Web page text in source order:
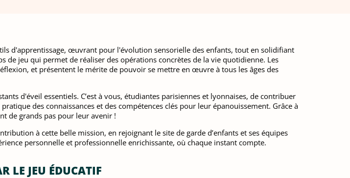
d'apprentissage, œuvrant pour l'évolution sensorielle des enfants, tout en solidifiant
jeu qui permet de réaliser des opérations concrètes de la vie quotidienne. Les
et présentent le mérite de pouvoir se mettre en œuvre à tous les âges des
d'éveil essentiels. C’est à vous, étudiantes parisiennes et lyonnaises, de contribuer
des connaissances et des compétences clés pour leur épanouissement. Grâce à
de grands pas pour leur avenir !
à cette belle mission, en rejoignant le site de garde d’enfants et ses équipes
personnelle et professionnelle enrichissante, où chaque instant compte.
LE JEU ÉDUCATIF